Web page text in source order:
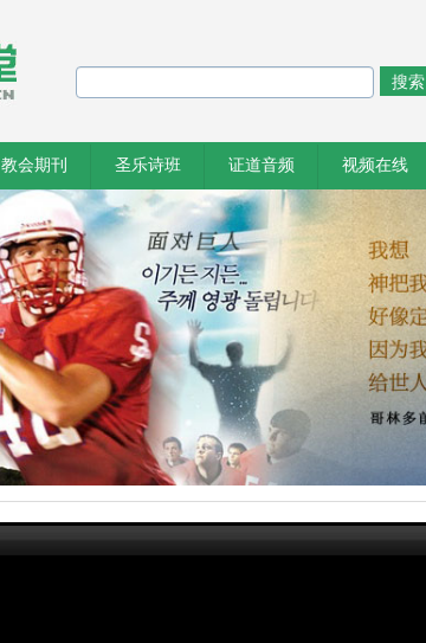
搜索
教会期刊 圣乐诗班 证道音频 视频在线